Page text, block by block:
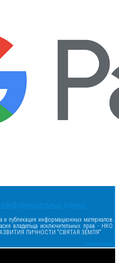
данных
и публикация информационных материалов
владельца исключительных прав - НКО
ЛИЧНОСТИ "СВЯТАЯ ЗЕМЛЯ"
Сделано в samsite